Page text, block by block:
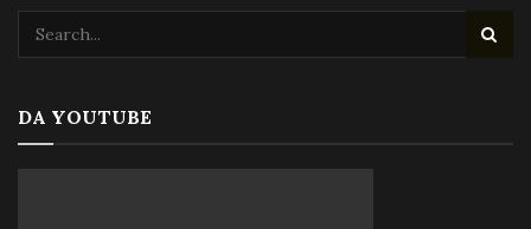
DA YOUTUBE